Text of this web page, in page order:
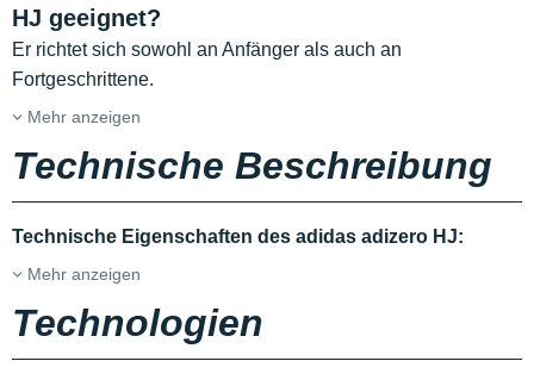
HJ geeignet?
Er richtet sich sowohl an Anfänger als auch an
Fortgeschrittene.
Mehr anzeigen
Technische Beschreibung
Technische Eigenschaften des adidas adizero HJ:
Mehr anzeigen
Technologien